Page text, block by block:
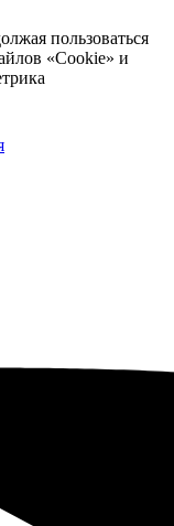
пользоваться
«Cookie» и